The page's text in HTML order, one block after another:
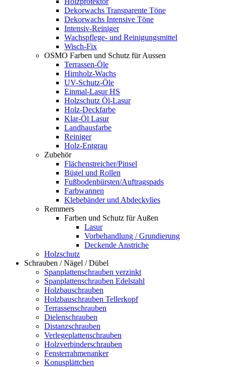
Dekorwachs Transparente Töne
Dekorwachs Intensive Töne
Intensiv-Reiniger
Wachspflege- und Reinigungsmittel
Wisch-Fix
OSMO Farben und Schutz für Aussen
Terrassen-Öle
Hirnholz-Wachs
UV-Schutz-Öle
Einmal-Lasur HS
Holzschutz Öl-Lasur
Holz-Deckfarbe
Klar-Öl Lasur
Landhausfarbe
Reiniger
Holz-Entgrau
Zubehör
Flächenstreicher/Pinsel
Bügel und Rollen
Fußbodenbürsten/Auftragspads
Farbwannen
Klebebänder und Abdeckvlies
Remmers
Farben und Schutz für Außen
Lasur
Vorbehandlung / Grundierung
Deckende Anstriche
Holzschutz
Schrauben / Nägel / Dübel
Spanplattenschrauben verzinkt
Spanplattenschrauben Edelstahl
Holzbauschrauben
Holzbauschrauben Tellerkopf
Terrassenschrauben
Dielenschrauben
Distanzschrauben
Verlegeplattenschrauben
Holzverbinderschrauben
Fensterrahmenanker
Konusplättchen